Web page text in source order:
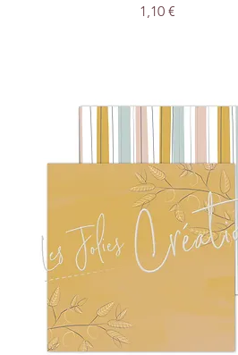
Prix
1,10 €